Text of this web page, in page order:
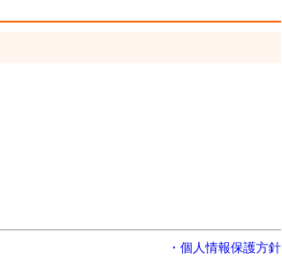
・個人情報保護方針